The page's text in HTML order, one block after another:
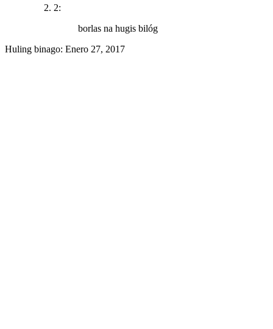
2:
borlas na hugis bilóg
Huling binago: Enero 27, 2017